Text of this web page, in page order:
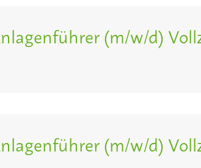
(m/w/d)
(m/w/d)